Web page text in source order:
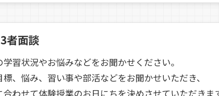
者面談
習状況やお悩みなどをお聞かせください。
、悩み、習い事や部活などをお聞かせいただき、
合わせて体験授業のお日にちを決めさせていただきま